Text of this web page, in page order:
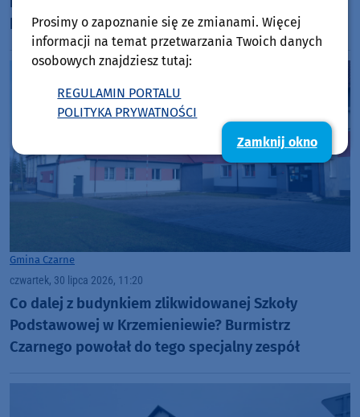
kratami
Gmina Czarne
czwartek, 30 lipca 2026, 11:20
Co dalej z budynkiem zlikwidowanej Szkoły
Podstawowej w Krzemieniewie? Burmistrz
Czarnego powołał do tego specjalny zespół
Prosimy o zapoznanie się ze zmianami. Więcej
informacji na temat przetwarzania Twoich danych
osobowych znajdziesz tutaj:
REGULAMIN PORTALU
POLITYKA PRYWATNOŚCI
Zamknij okno